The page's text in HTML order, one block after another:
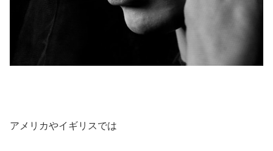
アメリカやイギリスでは